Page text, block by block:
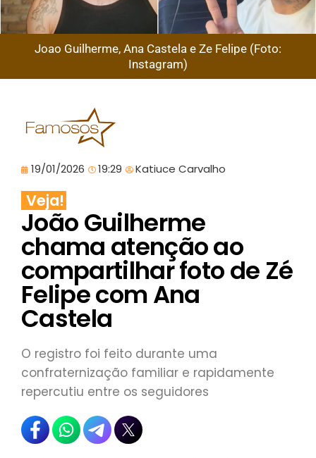
Joao Guilherme, Ana Castela e Ze Felipe (Foto:
Instagram)
19/01/2026 19:29 Katiuce Carvalho
Veja!
João Guilherme
chama atenção ao
compartilhar foto de Zé
Felipe com Ana
Castela
O registro foi feito durante uma
confraternização familiar e rapidamente
repercutiu entre os seguidores